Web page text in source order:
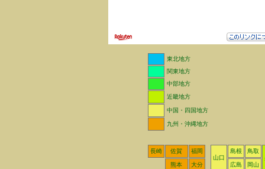
東北地方
関東地方
中部地方
近畿地方
中国・四国地方
九州・沖縄地方
長崎 佐賀
福岡
山口
島根
鳥取
熊本
大分 広島 岡山